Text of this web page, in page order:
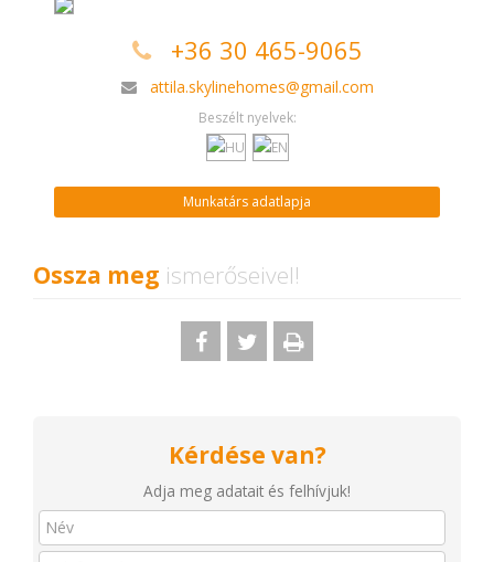
+36 30 465-9065
attila.skylinehomes@gmail.com
Beszélt nyelvek:
Munkatárs adatlapja
Ossza meg ismerőseivel!
Kérdése van?
Adja meg adatait és felhívjuk!